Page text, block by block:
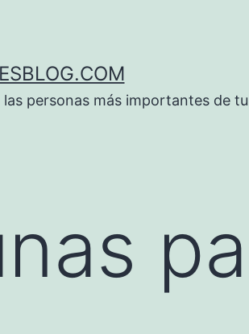
personas más importantes de